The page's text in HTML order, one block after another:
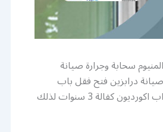
سحابة وجرارة صيانة
درابزين فتح فقل باب
المنيوم تركيب أبواب المنيوم سحابة وصيانة أبواب جرارة تركيب أبواب اكورديون كفالة 3 سنوات لذلك